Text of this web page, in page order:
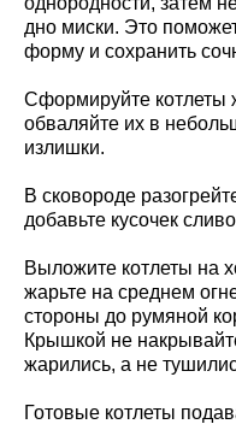
дно миски. Это
форму и сохранить
Сформируйте котлеты
обваляйте их в
излишки.
В сковороде
добавьте кусочек
Выложите котлеты на
жарьте на среднем
стороны до румяной
Крышкой не
жарились, а не
Готовые котлеты